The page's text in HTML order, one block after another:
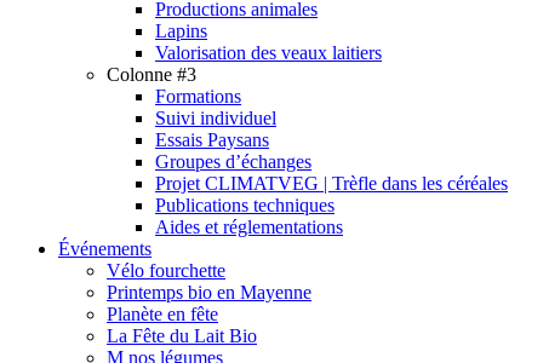
Productions animales
Lapins
Valorisation des veaux laitiers
Colonne #3
Formations
Suivi individuel
Essais Paysans
Groupes d’échanges
Projet CLIMATVEG | Trèfle dans les céréales
Publications techniques
Aides et réglementations
Événements
Vélo fourchette
Printemps bio en Mayenne
Planète en fête
La Fête du Lait Bio
M nos légumes